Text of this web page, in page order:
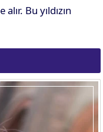
Bu yıldızın